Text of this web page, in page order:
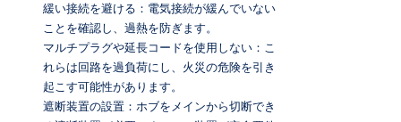
緩い接続を避ける：電気接続が緩んでいない
ことを確認し、過熱を防ぎます。
マルチプラグや延長コードを使用しない：こ
れらは回路を過負荷にし、火災の危険を引き
起こす可能性があります。
遮断装置の設置：ホブをメインから切断でき